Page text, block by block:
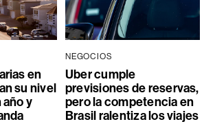
en
su nivel
año y
NEGOCIOS
Uber cumple
previsiones de reservas,
pero la competencia en
Brasil ralentiza los viajes